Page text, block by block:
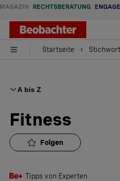
MAGAZIN RECHTSBERATUNG
Startseite
A bis Z
Fitness
Folgen
Tipps von Experten